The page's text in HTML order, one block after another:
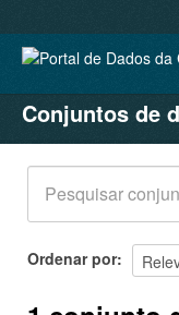
CONJUNTOS DE
ORGANIZAÇÕES
GRUPOS
SOBRE
Conjuntos de
Ordenar por